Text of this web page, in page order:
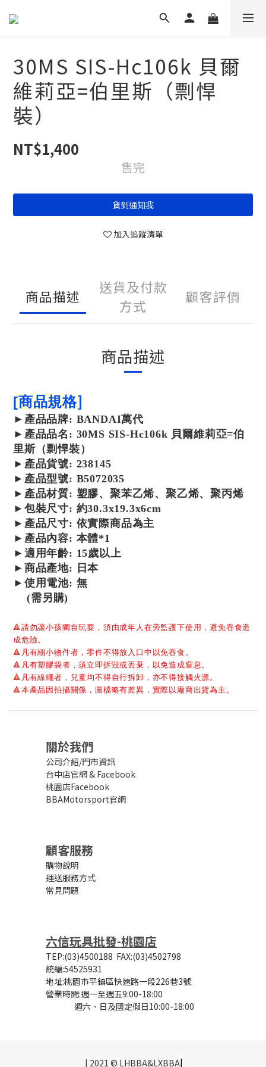
30MS SIS-Hc106k 貝爾
維莉亞=伯里斯（剽悍
裝）
NT$1,400
售完
貨到通知我
加入追蹤清單
商品描述
送貨及付款
方式
顧客評價
商品描述
[商品規格]
► 產品品牌: BANDAI萬代
► 產品品名: 30MS SIS-Hc106k 貝爾維莉亞=伯
里斯（剽悍裝）
► 產品貨號: 238145
► 產品型號: B5072035
► 產品材質: 塑膠、聚苯乙烯、聚乙烯、聚丙烯
►包裝尺寸: 約30.3x19.3x6cm
►產品尺寸: 依實際商品為主
►產品內容: 本體*1
► 適用年齡: 15歲以上
►商品產地: 日本
►使用電池: 無
(需另購)
🔺請勿讓小孩獨自玩耍，須由成年人在旁監護下使用，避免吞食造
成危險。
🔺 凡有細小物件者，零件不得放入口中以免吞食。
🔺 凡有塑膠袋者，須立即拆毀或丟棄，以免造成窒息。
🔺 凡有線繩者，兒童均不得自行拆卸，亦不得接觸火源。
🔺本產品因拍攝關係，圖檔略有差異，實際以廠商出貨為主。
關於我們
公司介紹/門市資訊
台中店官網& Facebook
桃園店Facebook
BBAMotorsport官網
顧客服務
購物說明
運送服務方式
常見問題
六信玩具批發-桃園店
TEP:(03)4500188 FAX:(03)4502798
統編:54525931
地址:桃園市平鎮區快速路一段226巷3號
營業時間:週一至週五9:00-18:00
週六、日及國定假日10:00-18:00
| 2021 © LHBBA&LXBBA|